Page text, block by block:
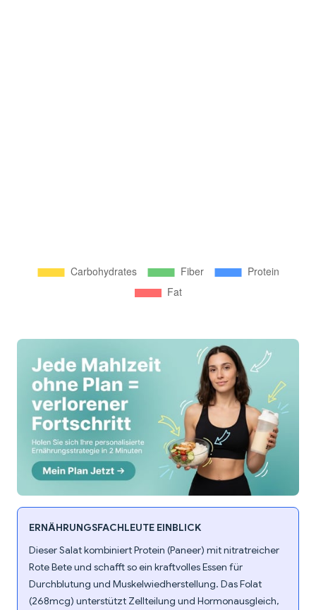
ERNÄHRUNGSFACHLEUTE EINBLICK
Dieser Salat kombiniert Protein (Paneer) mit nitratreicher
Rote Bete und schafft so ein kraftvolles Essen für
Durchblutung und Muskelwiedherstellung. Das Folat
(268mcg) unterstützt Zellteilung und Hormonausgleich,